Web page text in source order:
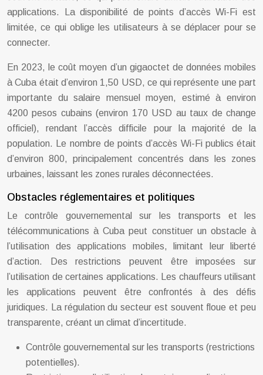
applications. La disponibilité de points d’accès Wi-Fi est
limitée, ce qui oblige les utilisateurs à se déplacer pour se
connecter.
En 2023, le coût moyen d’un gigaoctet de données mobiles
à Cuba était d’environ 1,50 USD, ce qui représente une part
importante du salaire mensuel moyen, estimé à environ
4200 pesos cubains (environ 170 USD au taux de change
officiel), rendant l’accès difficile pour la majorité de la
population. Le nombre de points d’accès Wi-Fi publics était
d’environ 800, principalement concentrés dans les zones
urbaines, laissant les zones rurales déconnectées.
Obstacles réglementaires et politiques
Le contrôle gouvernemental sur les transports et les
télécommunications à Cuba peut constituer un obstacle à
l’utilisation des applications mobiles, limitant leur liberté
d’action. Des restrictions peuvent être imposées sur
l’utilisation de certaines applications. Les chauffeurs utilisant
les applications peuvent être confrontés à des défis
juridiques. La régulation du secteur est souvent floue et peu
transparente, créant un climat d’incertitude.
Contrôle gouvernemental sur les transports (restrictions
potentielles).